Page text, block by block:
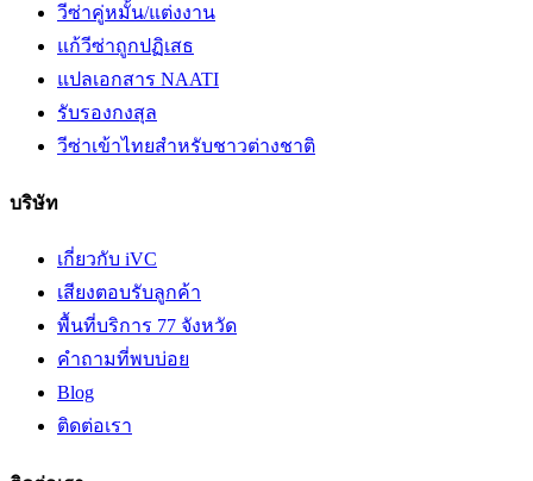
วีซ่าคู่หมั้น/แต่งงาน
แก้วีซ่าถูกปฏิเสธ
แปลเอกสาร NAATI
รับรองกงสุล
วีซ่าเข้าไทยสำหรับชาวต่างชาติ
บริษัท
เกี่ยวกับ iVC
เสียงตอบรับลูกค้า
พื้นที่บริการ 77 จังหวัด
คำถามที่พบบ่อย
Blog
ติดต่อเรา